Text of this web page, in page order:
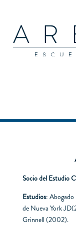
Socio del Estudio
Estudios: Abogado
de Nueva York
Grinnell (2002).